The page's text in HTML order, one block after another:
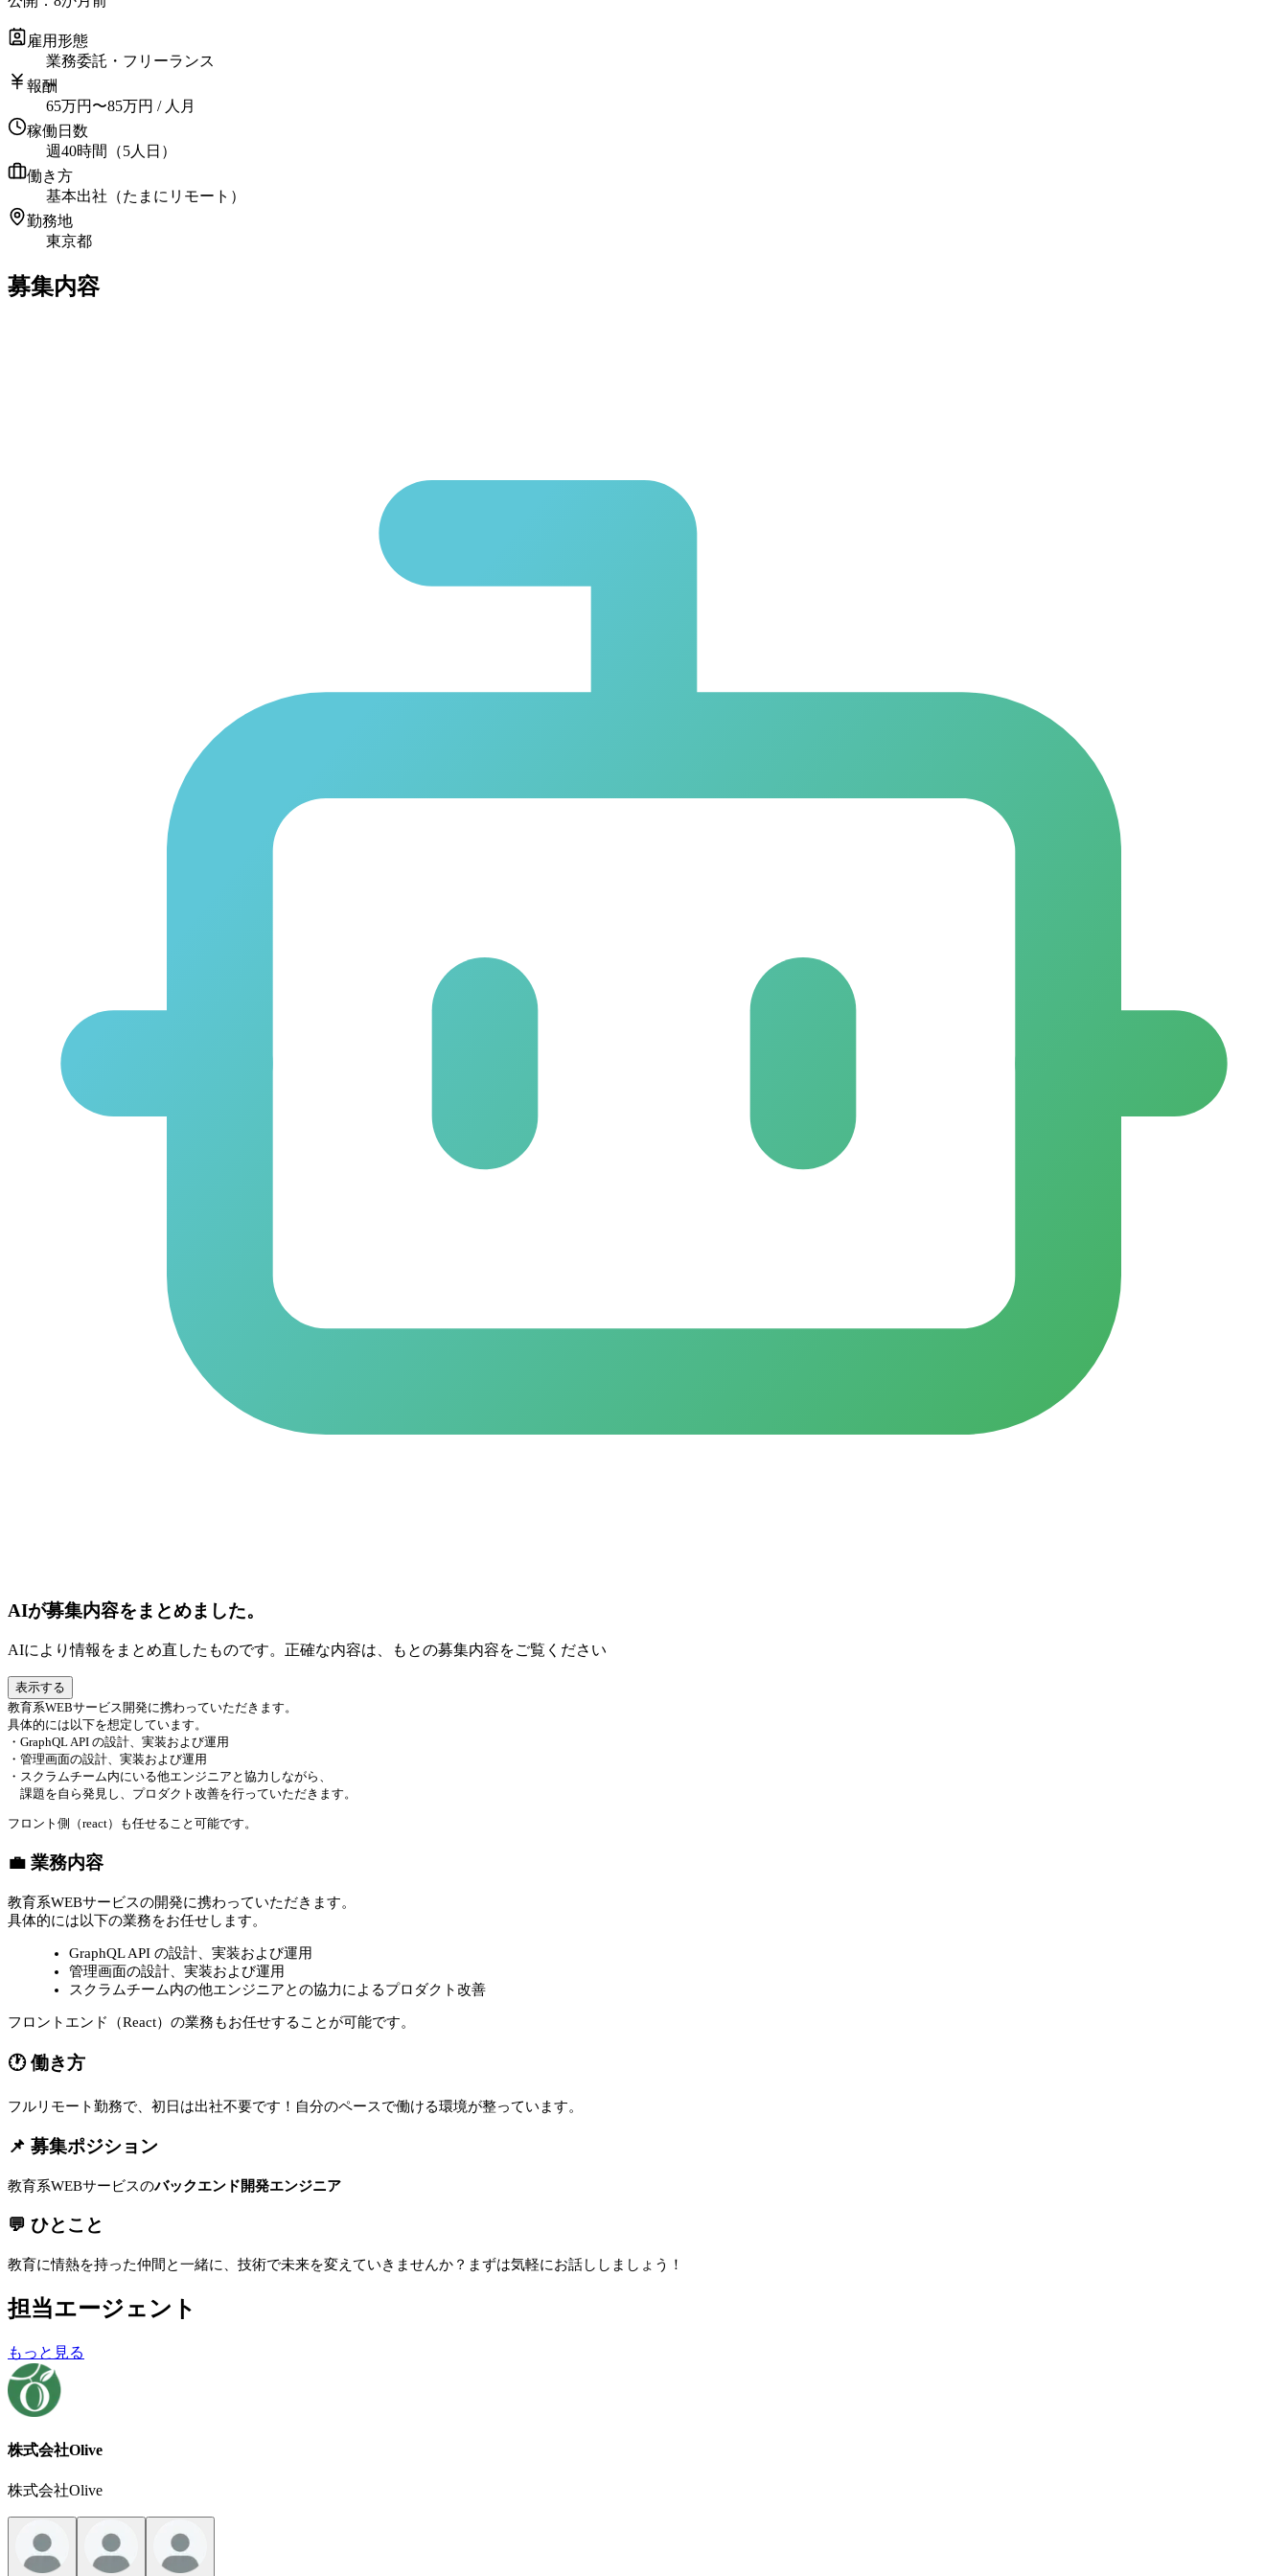
雇用形態
業務委託・フリーランス
報酬
65万円 〜85万円 / 人月
稼働日数
週40時間（5人日）
働き方
基本出社（たまにリモート）
勤務地
東京都
募集内容
AIが募集内容をまとめました。
AIにより情報をまとめ直したものです。正確な内容は、もとの募集内容をご覧ください
表示する
教育系WEBサービス開発に携わっていただきます。
具体的には以下を想定しています。
・GraphQL API の設計、実装および運用
・管理画面の設計、実装および運用
・スクラムチーム内にいる他エンジニアと協力しながら、
課題を自ら発見し、プロダクト改善を行っていただきます。
フロント側（react）も任せること可能です。
💼 業務内容
教育系WEBサービスの開発に携わっていただきます。
具体的には以下の業務をお任せします。
GraphQL API の設計、実装および運用
管理画面の設計、実装および運用
スクラムチーム内の他エンジニアとの協力によるプロダクト改善
フロントエンド（React）の業務もお任せすることが可能です。
🕐 働き方
フルリモート勤務で、初日は出社不要です！自分のペースで働ける環境が整っています。
📌 募集ポジション
教育系WEBサービスのバックエンド開発エンジニア
💬 ひとこと
教育に情熱を持った仲間と一緒に、技術で未来を変えていきませんか？まずは気軽にお話ししましょう！
担当エージェント
もっと見る
株式会社Olive
株式会社Olive